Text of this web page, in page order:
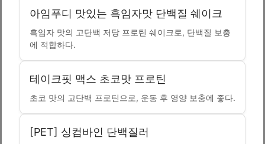
아임푸디 맛있는 흑임자맛 단백질 쉐이크
흑임자 맛의 고단백 저당 프로틴 쉐이크로, 단백질 보충
에 적합하다.
테이크핏 맥스 초코맛 프로틴
초코 맛의 고단백 프로틴으로, 운동 후 영양 보충에 좋다.
[PET] 싱컴바인 단백질러